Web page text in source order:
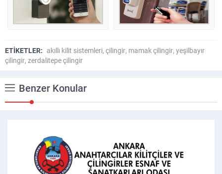
ETİKETLER: akıllı kilit sistemleri, çilingir, mamak çilingir, yeşilbayır
çilingir, zerdalitepe çilingir
Benzer Konular